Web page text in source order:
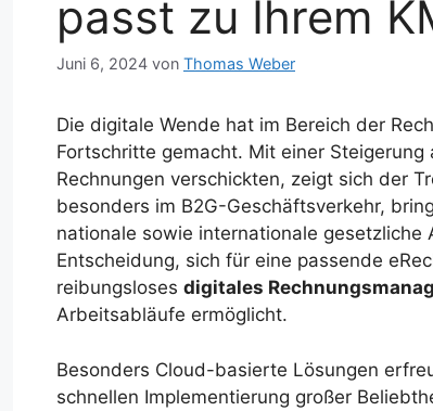
passt zu Ihrem
Juni 6, 2024 von Thomas Weber
Die digitale Wende hat im Bereich der
Fortschritte gemacht. Mit einer
Rechnungen verschickten, zeigt sich der
besonders im B2G-Geschäftsverkehr,
nationale sowie internationale
Entscheidung, sich für eine passende
reibungsloses digitales
Arbeitsabläufe ermöglicht.
Besonders Cloud-basierte Lösungen
schnellen Implementierung großer